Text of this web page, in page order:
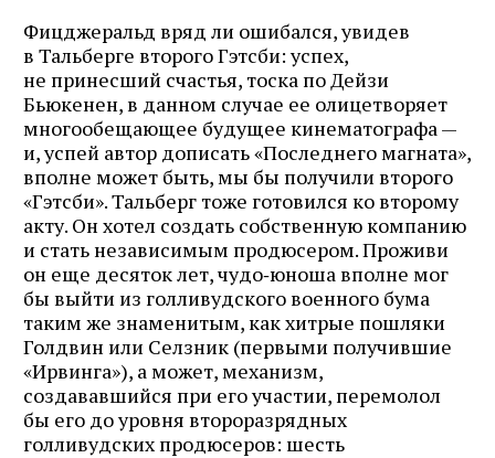
Фицджеральд вряд ли ошибался, увидев
в Тальберге второго Гэтсби: успех,
не принесший счастья, тоска по Дейзи
Бьюкенен, в данном случае ее олицетворяет
многообещающее будущее кинематографа —
и, успей автор дописать «Последнего магната»,
вполне может быть, мы бы получили второго
«Гэтсби». Тальберг тоже готовился ко второму
акту. Он хотел создать собственную компанию
и стать независимым продюсером. Проживи
он еще десяток лет, чудо‑юноша вполне мог
бы выйти из голливудского военного бума
таким же знаменитым, как хитрые пошляки
Голдвин или Селзник (первыми получившие
«Ирвинга»), а может, механизм,
создававшийся при его участии, перемолол
бы его до уровня второразрядных
голливудских продюсеров: шесть